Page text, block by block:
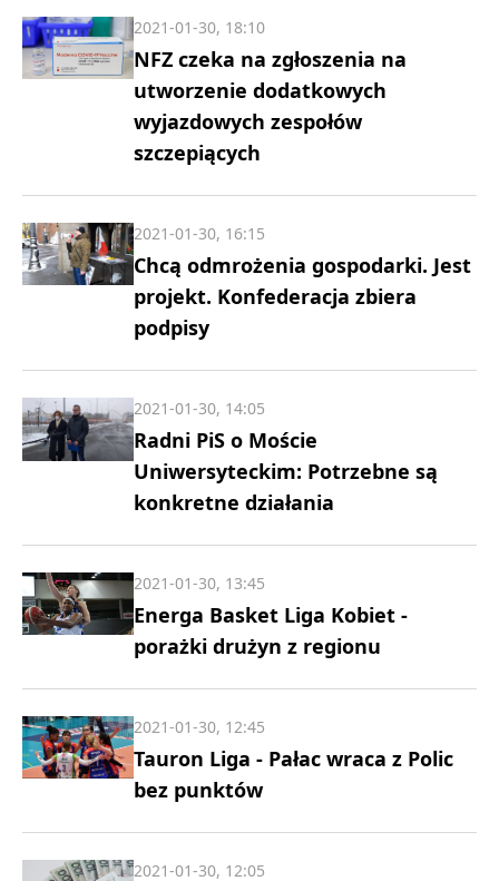
NFZ czeka na zgłoszenia na
utworzenie dodatkowych
wyjazdowych zespołów
szczepiących
2021-01-30, 18:10
Chcą odmrożenia gospodarki. Jest
projekt. Konfederacja zbiera
podpisy
2021-01-30, 16:15
Radni PiS o Moście
Uniwersyteckim: Potrzebne są
konkretne działania
2021-01-30, 14:05
Energa Basket Liga Kobiet -
porażki drużyn z regionu
2021-01-30, 13:45
Tauron Liga - Pałac wraca z Polic
bez punktów
2021-01-30, 12:45
2021-01-30, 12:05